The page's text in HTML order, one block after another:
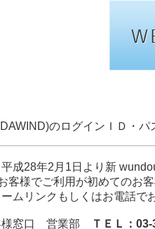
のログインＩＤ・
平成28年2月1日より新
客様でご利用が初めてのお
ムリンクもしくはお電話で
窓口 営業部
ＴＥＬ：